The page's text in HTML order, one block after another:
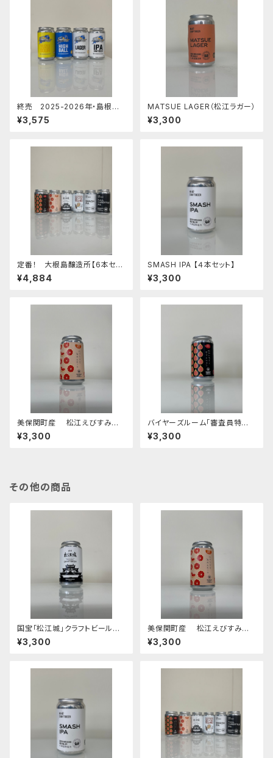
終売 2025-2026年・島根ス
サノオマジック クラフトビール
２種+ハイボール＋ゆずサワー
¥3,575
MATSUE LAGER（松江ラガー）
¥3,300
定番！ 大根島醸造所【6本セッ
ト】
¥4,884
SMASH IPA 【４本セット】
¥3,300
美保関町産 松江えびすみか
んエール【4本セット】
¥3,300
バイヤーズルーム「審査員特別
賞」・JGBA「銅賞」島根町産 松
江いちじくヴァイツェン【4本セッ
¥3,300
その他の商品
国宝「松江城」クラフトビール
【4本セット】スタイル：スタウト
¥3,300
美保関町産 松江えびすみか
んエール【4本セット】
¥3,300